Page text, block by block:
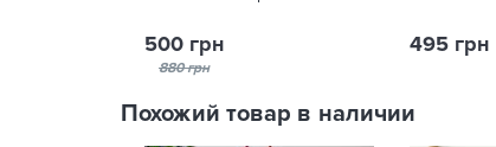
500 грн
880 грн
495 грн
Похожий товар в наличии